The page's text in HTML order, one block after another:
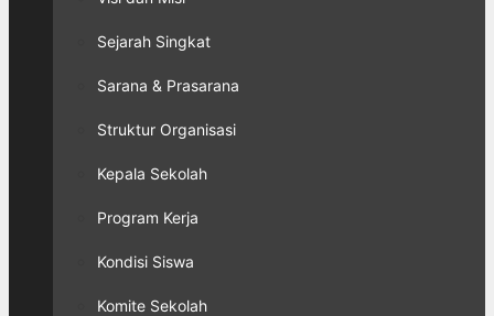
Sejarah Singkat
Sarana & Prasarana
Struktur Organisasi
Kepala Sekolah
Program Kerja
Kondisi Siswa
Komite Sekolah